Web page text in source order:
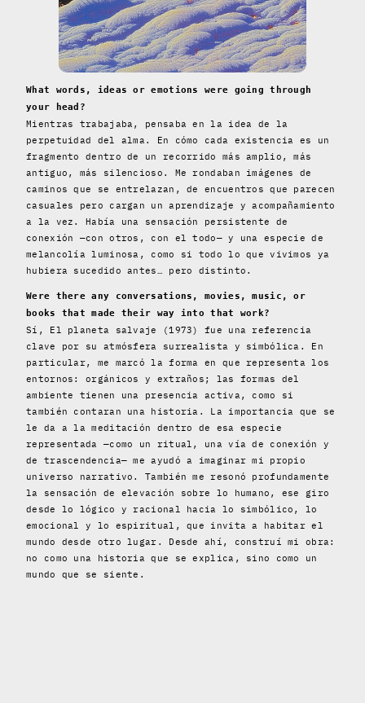
What words, ideas or emotions were going through
your head?
Mientras trabajaba, pensaba en la idea de la
perpetuidad del alma. En cómo cada existencia es un
fragmento dentro de un recorrido más amplio, más
antiguo, más silencioso. Me rondaban imágenes de
caminos que se entrelazan, de encuentros que parecen
casuales pero cargan un aprendizaje y acompañamiento
a la vez. Había una sensación persistente de
conexión —con otros, con el todo— y una especie de
melancolía luminosa, como si todo lo que vivimos ya
hubiera sucedido antes… pero distinto.
Were there any conversations, movies, music, or
books that made their way into that work?
Sí, El planeta salvaje (1973) fue una referencia
clave por su atmósfera surrealista y simbólica. En
particular, me marcó la forma en que representa los
entornos: orgánicos y extraños; las formas del
ambiente tienen una presencia activa, como si
también contaran una historia. La importancia que se
le da a la meditación dentro de esa especie
representada —como un ritual, una vía de conexión y
de trascendencia— me ayudó a imaginar mi propio
universo narrativo. También me resonó profundamente
la sensación de elevación sobre lo humano, ese giro
desde lo lógico y racional hacia lo simbólico, lo
emocional y lo espiritual, que invita a habitar el
mundo desde otro lugar. Desde ahí, construí mi obra:
no como una historia que se explica, sino como un
mundo que se siente.